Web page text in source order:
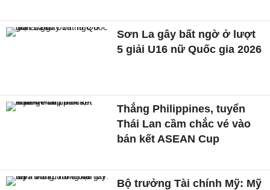
Sơn La gây bất ngờ ở lượt
5 giải U16 nữ Quốc gia 2026
Thắng Philippines, tuyển
Thái Lan cầm chắc vé vào
bán kết ASEAN Cup
Bộ trưởng Tài chính Mỹ: Mỹ